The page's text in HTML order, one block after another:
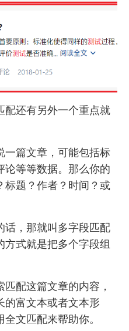
配还有另外一个重点就
一篇文章，可能包括标
论等等数据。那么你的
标题？作者？时间？或
话，那就叫多字段匹配
式就是把多个字段组
配这篇文章的内容，
的富文本或者文本形
文匹配来帮助你。